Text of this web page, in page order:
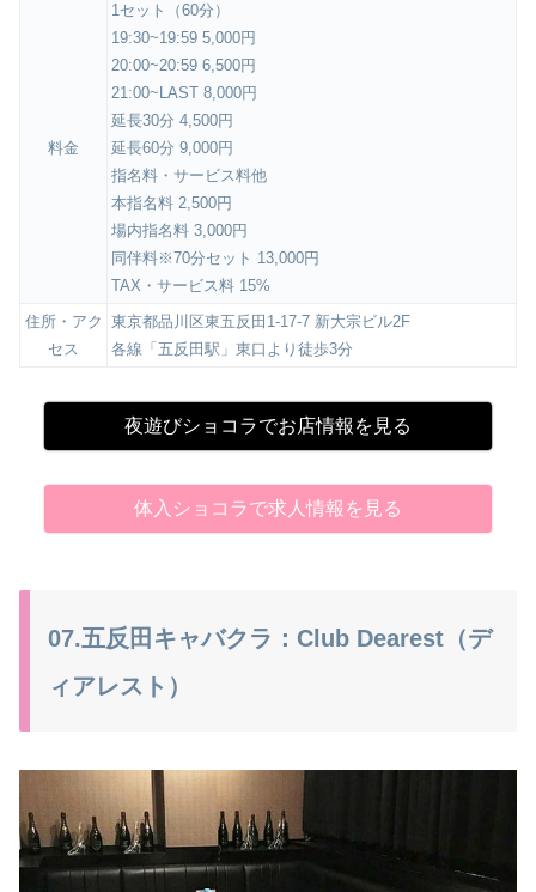
料金
1セット（60分）
19:30~19:59 5,000円
20:00~20:59 6,500円
21:00~LAST 8,000円
延長30分 4,500円
延長60分 9,000円
指名料・サービス料他
本指名料 2,500円
場内指名料 3,000円
同伴料※70分セット 13,000円
TAX・サービス料 15%
住所・アク
セス
東京都品川区東五反田1-17-7 新大宗ビル2F
各線「五反田駅」東口より徒歩3分
夜遊びショコラでお店情報を見る
体入ショコラで求人情報を見る
07.五反田キャバクラ：Club Dearest（デ
ィアレスト）